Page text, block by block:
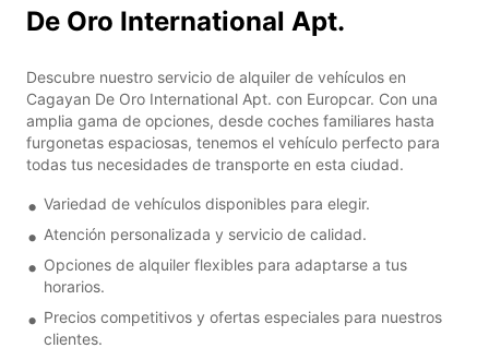
De Oro International Apt.
Descubre nuestro servicio de alquiler de vehículos en
Cagayan De Oro International Apt. con Europcar. Con una
amplia gama de opciones, desde coches familiares hasta
furgonetas espaciosas, tenemos el vehículo perfecto para
todas tus necesidades de transporte en esta ciudad.
Variedad de vehículos disponibles para elegir.
Atención personalizada y servicio de calidad.
Opciones de alquiler flexibles para adaptarse a tus
horarios.
Precios competitivos y ofertas especiales para nuestros
clientes.